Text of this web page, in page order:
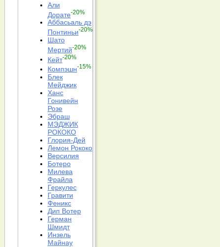
Али
Дорате-20%
Аббасьаль дэ
Понтиньи-20%
Шато
Мертий-20%
Кейт-20%
Компэшн-15%
Блек
Мейджик
Ханс
Гонивейн
Розе
Эбраш
МЭДЖИК
РОКОКО
Глория-Дей
Лемон Рококо
Версилия
Ботеро
Милева
Фрайла
Геркулес
Гравити
Феникс
Дип Вотер
Герман
Шмидт
Инзель
Майнау